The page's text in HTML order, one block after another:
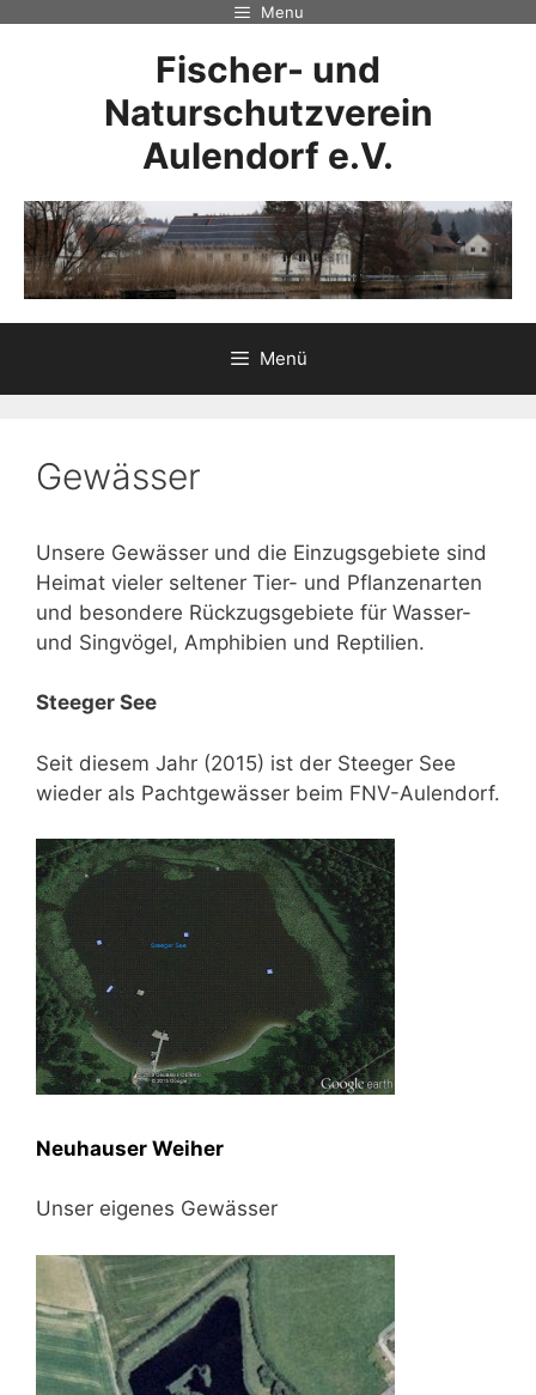
Menu
Fischer- und
Naturschutzverein
Aulendorf e.V.
Menü
Gewässer
Unsere Gewässer und die Einzugsgebiete sind
Heimat vieler seltener Tier- und Pflanzenarten
und besondere Rückzugsgebiete für Wasser-
und Singvögel, Amphibien und Reptilien.
Steeger See
Seit diesem Jahr (2015) ist der Steeger See
wieder als Pachtgewässer beim FNV-Aulendorf.
Neuhauser Weiher
Unser eigenes Gewässer